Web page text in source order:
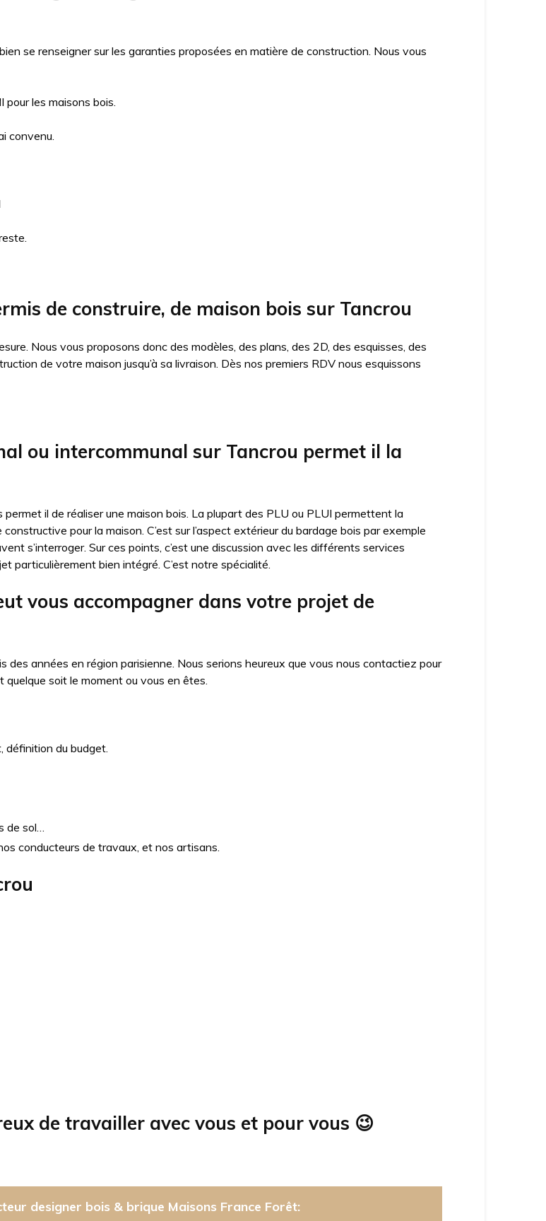
se renseigner sur les garanties proposées en matière de construction. Nous vous
les maisons bois.
convenu.
de construire, de maison bois sur Tancrou
Nous vous proposons donc des modèles, des plans, des 2D, des esquisses, des
de votre maison jusqu’à sa livraison. Dès nos premiers RDV nous esquissons
ou intercommunal sur Tancrou permet il la
il de réaliser une maison bois. La plupart des PLU ou PLUI permettent la
pour la maison. C’est sur l’aspect extérieur du bardage bois par exemple
s’interroger. Sur ces points, c’est une discussion avec les différents services
particulièrement bien intégré. C’est notre spécialité.
vous accompagner dans votre projet de
des années en région parisienne. Nous serions heureux que vous nous contactiez pour
soit le moment ou vous en êtes.
définition du budget.
de sol…
conducteurs de travaux, et nos artisans.
de travailler avec vous et pour vous 😉
designer bois & brique Maisons France Forêt: